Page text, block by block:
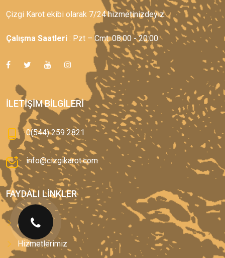
Çizgi Karot ekibi olarak 7/24 hizmetinizdeyiz.
Çalışma Saatleri : Pzt – Cmt: 08:00 - 20:00
İLETIŞIM BILGILERI
0(544) 259 2821
info@cizgikarot.com
FAYDALI LINKLER
Anasayfa
Hizmetlerimiz